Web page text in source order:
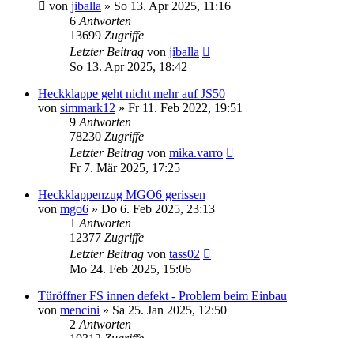
von jiballa » So 13. Apr 2025, 11:16
6Antworten
13699 Zugriffe
Letzter Beitrag von jiballa
So 13. Apr 2025, 18:42
Heckklappe geht nicht mehr auf JS50
von simmark12 » Fr 11. Feb 2022, 19:51
9Antworten
78230 Zugriffe
Letzter Beitrag von mika.varro
Fr 7. Mär 2025, 17:25
Heckklappenzug MGO6 gerissen
von mgo6 » Do 6. Feb 2025, 23:13
1Antworten
12377 Zugriffe
Letzter Beitrag von tass02
Mo 24. Feb 2025, 15:06
Türöffner FS innen defekt - Problem beim Einbau
von mencini » Sa 25. Jan 2025, 12:50
2Antworten